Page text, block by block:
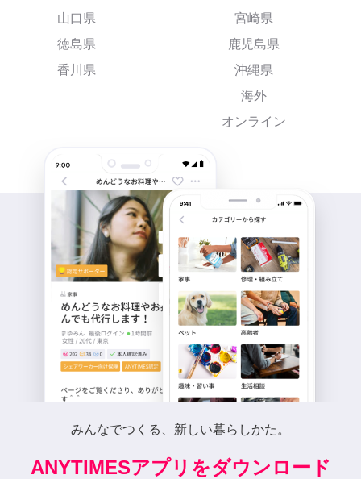
山口県
徳島県
香川県
宮崎県
鹿児島県
沖縄県
海外
オンライン
みんなでつくる、新しい暮らしかた。
ANYTIMESアプリをダウンロード